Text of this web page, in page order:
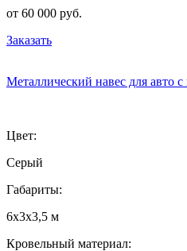
от 60 000 руб.
Заказать
Металлический навес для авто с
Цвет:
Серый
Габариты:
6х3х3,5 м
Кровельный материал: